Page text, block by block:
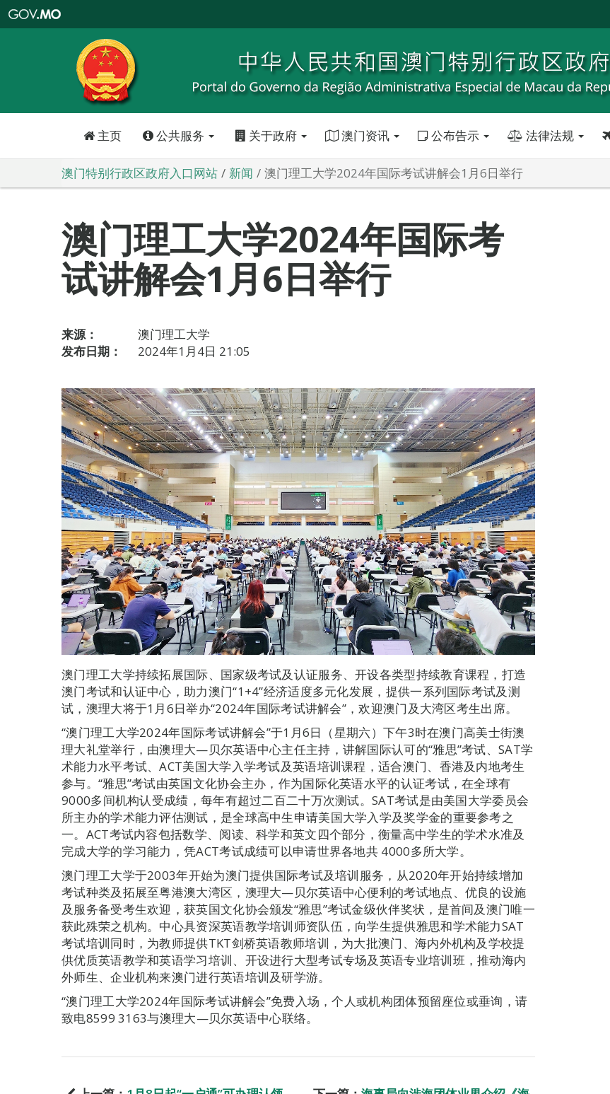
特
政
区
政
口
主页 公共服务 关于政府 澳门资讯 公布告示 法律法规
澳门特别行政区政府入口网站 新闻 澳门理工大学2024年国际考试讲解会1月6日举行
澳门理工大学2024年国际考
试讲解会1月6日举行
来源：
澳门理工大学
发布日期：
2024年1月4日 21:05
澳门理工大学持续拓展国际、国家级考试及认证服务、开设各类型持续教育课程，打造
澳门考试和认证中心，助力澳门“1+4”经济适度多元化发展，提供一系列国际考试及测
试，澳理大将于1月6日举办“2024年国际考试讲解会”，欢迎澳门及大湾区考生出席。
“澳门理工大学2024年国际考试讲解会”于1月6日（星期六）下午3时在澳门高美士街澳
理大礼堂举行，由澳理大—贝尔英语中心主任主持，讲解国际认可的“雅思”考试、SAT学
术能力水平考试、ACT美国大学入学考试及英语培训课程，适合澳门、香港及内地考生
参与。“雅思”考试由英国文化协会主办，作为国际化英语水平的认证考试，在全球有
9000多间机构认受成绩，每年有超过二百二十万次测试。SAT考试是由美国大学委员会
所主办的学术能力评估测试，是全球高中生申请美国大学入学及奖学金的重要参考之
一。ACT考试内容包括数学、阅读、科学和英文四个部分，衡量高中学生的学术水准及
完成大学的学习能力，凭ACT考试成绩可以申请世界各地共 4000多所大学。
澳门理工大学于2003年开始为澳门提供国际考试及培训服务，从2020年开始持续增加
考试种类及拓展至粤港澳大湾区，澳理大—贝尔英语中心便利的考试地点、优良的设施
及服务备受考生欢迎，获英国文化协会颁发“雅思”考试金级伙伴奖状，是首间及澳门唯一
获此殊荣之机构。中心具资深英语教学培训师资队伍，向学生提供雅思和学术能力SAT
考试培训同时，为教师提供TKT剑桥英语教师培训，为大批澳门、海内外机构及学校提
供优质英语教学和英语学习培训、开设进行大型考试专场及英语专业培训班，推动海内
外师生、企业机构来澳门进行英语培训及研学游。
“澳门理工大学2024年国际考试讲解会”免费入场，个人或机构团体预留座位或垂询，请
致电8599 3163与澳理大—贝尔英语中心联络。